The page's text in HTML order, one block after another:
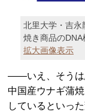
北里大学・吉永
焼き商品の
拡大画像表示
――いえ、そうは
中国産ウナギ蒲
しているといっ